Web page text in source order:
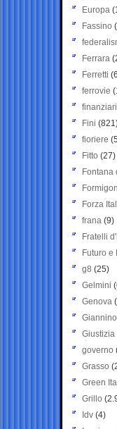
Europa
Fassino
Ferrara
Ferretti
ferrovie
Fini
fioriere
Fitto (27)
Fontana
Forza
frana (9)
Fratelli
Futuro e
g8 (25)
Gelmini
Genova
Giannino
Giustizia
governo
Grasso
Green
Grillo
Idv (4)